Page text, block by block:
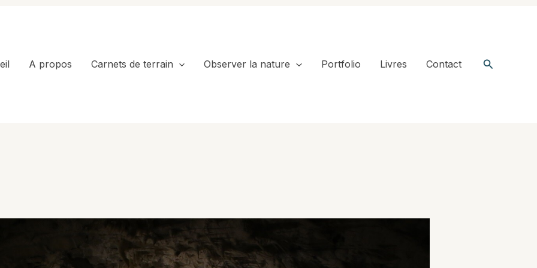
A propos Carnets de terrain Observer la nature Portfolio Livres Contact